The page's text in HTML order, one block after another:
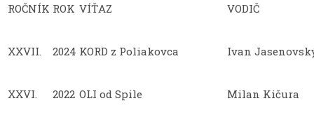
ROČNÍK ROK VÍŤAZ VODIČ
XXVII. 2024 KORD z Poliakovca Ivan
XXVI. 2022 OLI od Spile Milan Kičura